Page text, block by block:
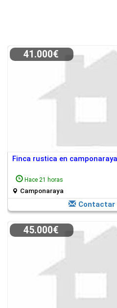
41.000€
Finca rustica en
Hace 21 horas
Camponaraya
Contactar
45.000€